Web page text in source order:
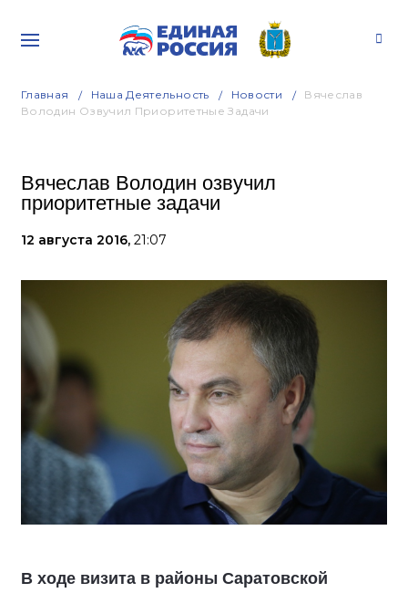
Главная Наша Деятельность Новости
Вячеслав
Володин Озвучил Приоритетные Задачи
Вячеслав Володин озвучил
приоритетные задачи
12 августа 2016, 21:07
В ходе визита в районы Саратовской